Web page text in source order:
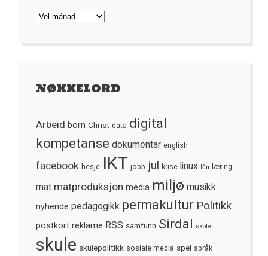
Arkivet
Nøkkelord
Arbeid born Christ data digital
kompetanse dokumentar english
facebook hesje IKT jobb jul krise linux lån læring
mat matproduksjon media miljø musikk
nyhende pedagogikk permakultur Politikk
postkort reklame RSS samfunn Sirdal skole
skule skulepolitikk sosiale media spel språk